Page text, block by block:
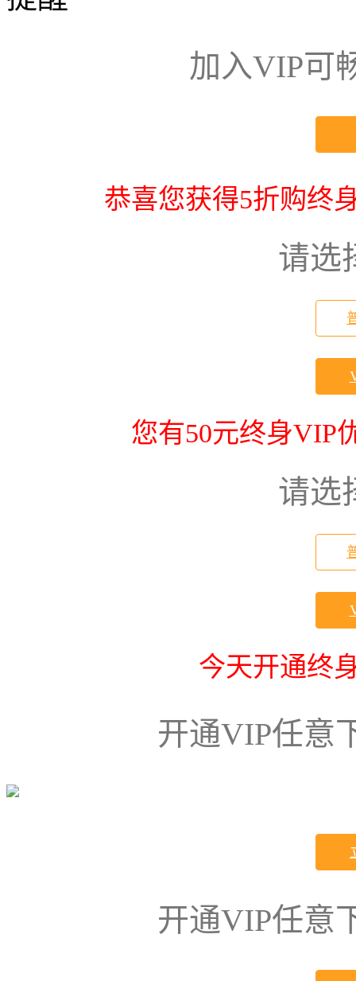
加入VIP可
恭喜您获得5折购终
请选
您有50元终身VIP
请选
今天开通终
开通VIP任意
开通VIP任意